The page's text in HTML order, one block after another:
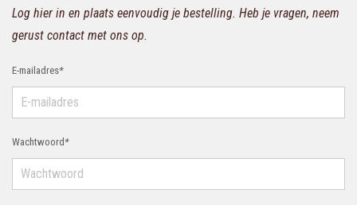
Log hier in en plaats eenvoudig je bestelling. Heb je vragen, neem
gerust contact met ons op.
E-mailadres*
Wachtwoord *